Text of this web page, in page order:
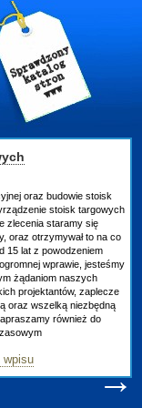
oraz budowie stoisk
stoisk targowych
zlecenia staramy się
oraz otrzymywał to na co
15 lat z powodzeniem
wprawie, jesteśmy
żądaniom naszych
projektantów, zaplecze
oraz wszelką niezbędną
również do
wpisu
→